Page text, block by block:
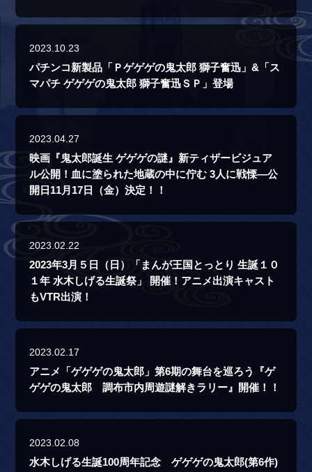
2023.10.23
パチンコ新製品「Ｐゲゲゲの鬼太郎 獅子奮迅」&「ス
マパチ ゲゲゲの鬼太郎 獅子奮迅ＳＰ」登場
2023.04.27
映画『鬼太郎誕生 ゲゲゲの謎』新ティザービジュア
ル公開！血に塗られた地蔵の中に佇む 3人に戦慄―公
開日11月17日（金）決定！！
2023.02.22
2023年3月５日（日）「まんが王国とっとり 生誕１０
１年 水木しげる生誕祭」 開催！アニメ出演キャスト
もVTR出演！
2023.02.17
アニメ「ゲゲゲの鬼太郎」第6期の舞台を巡ろう『ゲ
ゲゲの鬼太郎 調布市内周遊謎解きラリー』開催！！
2023.02.08
水木しげる生誕100周年記念 ゲゲゲの鬼太郎(第6作)